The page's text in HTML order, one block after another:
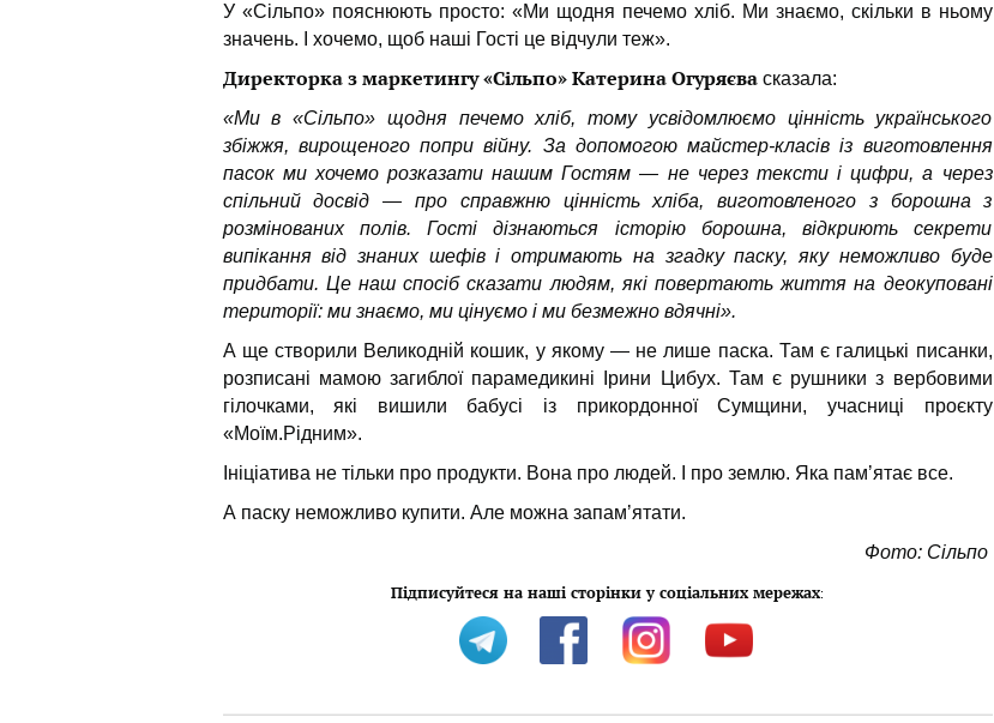
У «Сільпо» пояснюють просто: «Ми щодня печемо хліб. Ми знаємо, скільки в ньому
значень. І хочемо, щоб наші Гості це відчули теж».
Директорка з маркетингу «Сільпо» Катерина Огуряєвасказала:
«Ми в «Сільпо» щодня печемо хліб, тому усвідомлюємо цінність українського
збіжжя, вирощеного попри війну. За допомогою майстер-класів із виготовлення
пасок ми хочемо розказати нашим Гостям — не через тексти і цифри, а через
спільний досвід — про справжню цінність хліба, виготовленого з борошна з
розмінованих полів. Гості дізнаються історію борошна, відкриють секрети
випікання від знаних шефів і отримають на згадку паску, яку неможливо буде
придбати. Це наш спосіб сказати людям, які повертають життя на деокуповані
території: ми знаємо, ми цінуємо і ми безмежно вдячні».
А ще створили Великодній кошик, у якому — не лише паска. Там є галицькі писанки,
розписані мамою загиблої парамедикині Ірини Цибух. Там є рушники з вербовими
гілочками, які вишили бабусі із прикордонної Сумщини, учасниці проєкту
«Моїм.Рідним».
Ініціатива не тільки про продукти. Вона про людей. І про землю. Яка памʼятає все.
А паску неможливо купити. Але можна запамʼятати.
Фото: Сільпо
Підписуйтеся на наші сторінки у соціальних мережах: